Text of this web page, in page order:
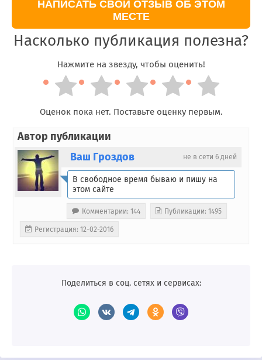
НАПИСАТЬ СВОЙ ОТЗЫВ ОБ ЭТОМ
МЕСТЕ
Насколько публикация полезна?
Нажмите на звезду, чтобы оценить!
Оценок пока нет. Поставьте оценку первым.
Автор публикации
не в сети 6 дней
Ваш Гроздов
В свободное время бываю и пишу на
этом сайте
Комментарии: 144 Публикации: 1495
Регистрация: 12-02-2016
Поделиться в соц. сетях и сервисах: